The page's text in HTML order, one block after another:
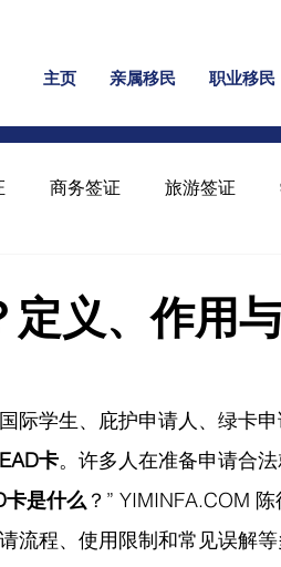
主页 亲属移民 职业移民
商务签证 旅游签证
义、作用
际学生、庇护申请人、绿卡
EAD卡。许多人在准备申请合
卡是什么 ？” YIMINFA.COM 陈
流程、使用限制和常见误解